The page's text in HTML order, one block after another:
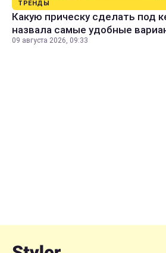
ТРЕНДЫ
Какую прическу сделать под
назвала самые удобные
09 августа 2026, 09:33